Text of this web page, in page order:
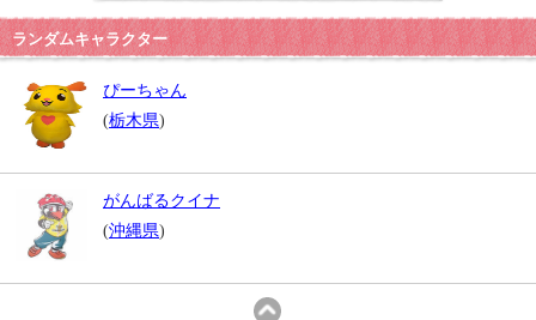
ランダムキャラクター
ぴーちゃん
(栃木県)
がんばるクイナ
(沖縄県)